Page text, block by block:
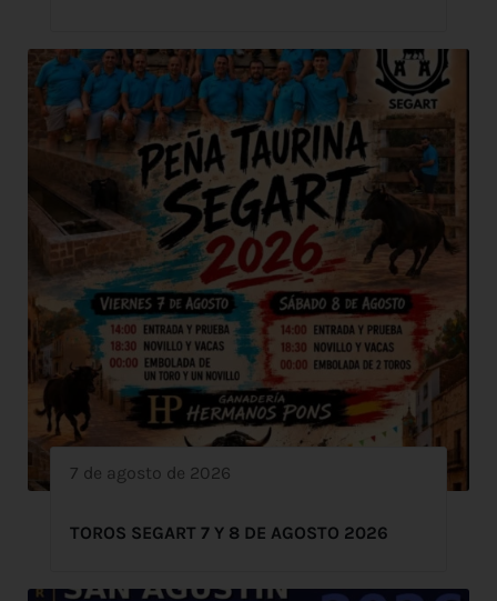
7 de agosto de 2026
TOROS SEGART 7 Y 8 DE AGOSTO 2026